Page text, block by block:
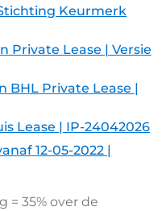
Keurmerk
Private Lease | Versie
BHL Private Lease |
Lease | IP-24042026
12-05-2022 |
= 35% over de